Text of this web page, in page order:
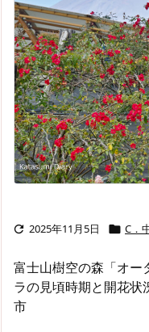
 2025年11月5日  C．
富士山樹空の森「オー
ラの見頃時期と開花状
市